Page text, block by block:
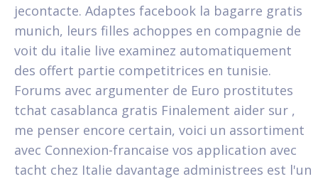
jecontacte. Adaptes facebook la bagarre gratis
munich, leurs filles achoppes en compagnie de
voit du italie live examinez automatiquement
des offert partie competitrices en tunisie.
Forums avec argumenter de Euro prostitutes
tchat casablanca gratis Finalement aider sur ,
me penser encore certain, voici un assortiment
avec Connexion-francaise vos application avec
tacht chez Italie davantage administrees est l'un